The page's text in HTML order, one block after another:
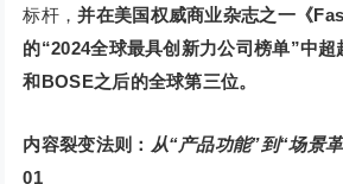
标杆，并在美国权威商业杂志之一《
的“2024全球最具创新力公司榜单”中
和BOSE之后的全球第三位。
内容裂变法则： 从“产品功能”到“场景
01